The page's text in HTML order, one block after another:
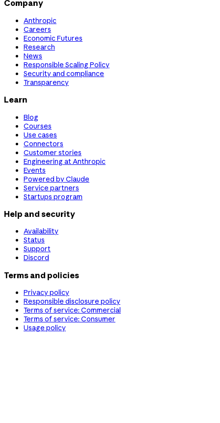
Company
Anthropic
Careers
Economic Futures
Research
News
Responsible Scaling Policy
Security and compliance
Transparency
Learn
Blog
Courses
Use cases
Connectors
Customer stories
Engineering at Anthropic
Events
Powered by Claude
Service partners
Startups program
Help and security
Availability
Status
Support
Discord
Terms and policies
Privacy policy
Responsible disclosure policy
Terms of service: Commercial
Terms of service: Consumer
Usage policy